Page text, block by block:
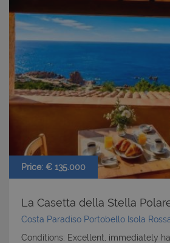
Price: € 135.000
La Casetta della Stella
Costa Paradiso Portobello Isola
Conditions: Excellent, immediately